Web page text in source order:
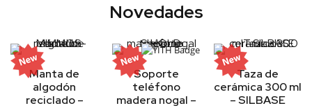
Novedades
Manta de
algodón
reciclado –
Soporte
teléfono
madera nogal –
Taza de
cerámica 300 ml
– SILBASE